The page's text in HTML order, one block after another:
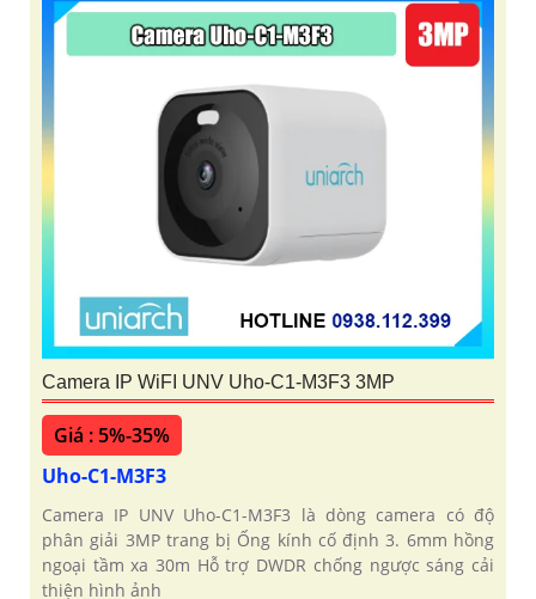
Camera IP WiFI UNV Uho-C1-M3F3 3MP
Giá : 5%-35%
Uho-C1-M3F3
Camera IP UNV Uho-C1-M3F3 là dòng camera có độ
phân giải 3MP trang bị Ống kính cố định 3. 6mm hồng
ngoại tầm xa 30m Hỗ trợ DWDR chống ngược sáng cải
thiện hình ảnh